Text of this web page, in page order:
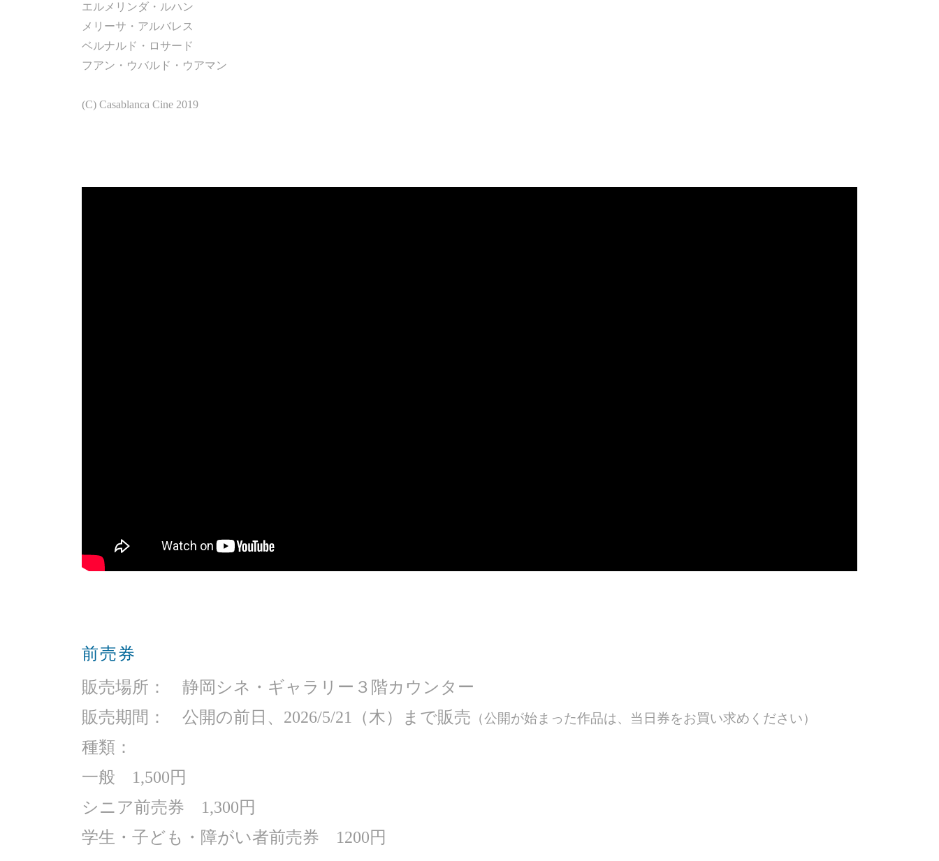
エルメリンダ・ルハン
メリーサ・アルバレス
ベルナルド・ロサード
フアン・ウバルド・ウアマン
(C) Casablanca Cine 2019
前売券
販売場所： 静岡シネ・ギャラリー３階カウンター
販売期間： 公開の前日、2026/5/21（木）まで販売 （公開が始まった作品は、当日券をお買い求めください）
種類：
一般 1,500円
シニア前売券 1,300円
学生・子ども・障がい者前売券 1200円